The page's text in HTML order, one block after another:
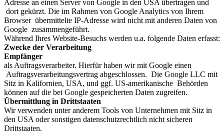
Adresse an einen Server von Google in den USA übertragen und
dort gekürzt. Die im Rahmen von Google Analytics von Ihrem
Browser übermittelte IP-Adresse wird nicht mit anderen Daten von
Google zusammengeführt.
Während Ihres Website-Besuchs werden u.a. folgende Daten erfasst:
Zwecke der Verarbeitung
Empfänger
als Auftragsverarbeiter. Hierfür haben wir mit Google einen
Auftragsverarbeitungsvertrag abgeschlossen. Die Google LLC mit
Sitz in Kalifornien, USA, und ggf. US-amerikanische Behörden
können auf die bei Google gespeicherten Daten zugreifen.
Übermittlung in Drittstaaten
Wir verwenden unter anderem Tools von Unternehmen mit Sitz in
den USA oder sonstigen datenschutzrechtlich nicht sicheren
Drittstaaten.